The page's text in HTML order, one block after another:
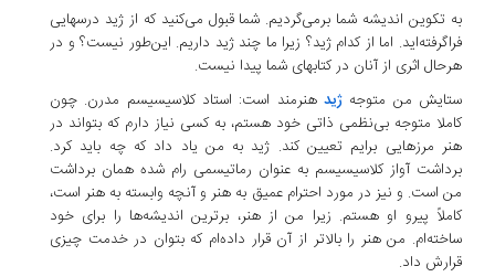
به تکوین اندیشه شما برمی‌گردیم. شما قبول می‌کنید که از ژید درسهایی
فراگرفته‌اید. اما از کدام ژید؟ زیرا ما چند ژید داریم. این‌طور نیست؟ و در
هرحال اثری از آنان در کتابهای شما پیدا نیست.
ستایش من متوجهژید هنرمند است: استاد کلاسیسیسم مدرن. چون
کاملا متوجه بی‌نظمی ذاتی خود هستم، به کسی نیاز دارم که بتواند در
هنر مرزهایی برایم تعیین کند. ژید به من یاد داد که چه باید کرد.
برداشت آواز کلاسیسیسم به عنوان رماتیسمی رام شده همان برداشت
من است. و نیز در مورد احترام عمیق به هنر و آنچه وابسته به هنر است،
کاملاً پیرو او هستم. زیرا من از هنر، برترین اندیشه‌ها را برای خود
ساخته‌ام. من هنر را بالاتر از آن قرار داده‌ام که بتوان در خدمت چیزی
قرارش داد.